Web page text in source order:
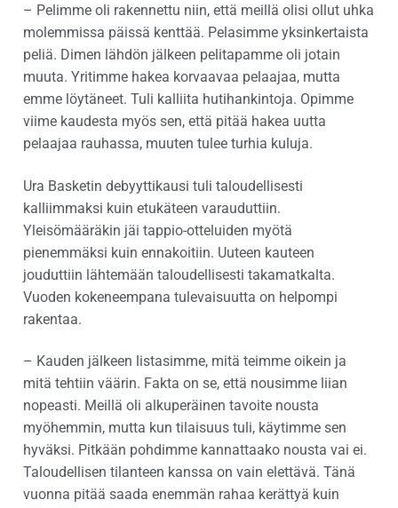
– Pelimme oli rakennettu niin, että meillä olisi ollut uhka
molemmissa päissä kenttää. Pelasimme yksinkertaista
peliä. Dimen lähdön jälkeen pelitapamme oli jotain
muuta. Yritimme hakea korvaavaa pelaajaa, mutta
emme löytäneet. Tuli kalliita hutihankintoja. Opimme
viime kaudesta myös sen, että pitää hakea uutta
pelaajaa rauhassa, muuten tulee turhia kuluja.
Ura Basketin debyyttikausi tuli taloudellisesti
kalliimmaksi kuin etukäteen varauduttiin.
Yleisömääräkin jäi tappio-otteluiden myötä
pienemmäksi kuin ennakoitiin. Uuteen kauteen
jouduttiin lähtemään taloudellisesti takamatkalta.
Vuoden kokeneempana tulevaisuutta on helpompi
rakentaa.
– Kauden jälkeen listasimme, mitä teimme oikein ja
mitä tehtiin väärin. Fakta on se, että nousimme liian
nopeasti. Meillä oli alkuperäinen tavoite nousta
myöhemmin, mutta kun tilaisuus tuli, käytimme sen
hyväksi. Pitkään pohdimme kannattaako nousta vai ei.
Taloudellisen tilanteen kanssa on vain elettävä. Tänä
vuonna pitää saada enemmän rahaa kerättyä kuin